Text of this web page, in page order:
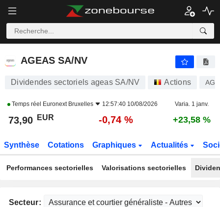
AGEAS SA/NV
AGEAS SA/NV
Dividendes sectoriels ageas SA/NV Actions AGS
Temps réel Euronext Bruxelles 12:57:40 10/08/2026 Varia. 1 janv.
73,90 EUR -0,74 % +23,58 %
Synthèse Cotations Graphiques Actualités
Performances sectorielles Valorisations sectorielles
Secteur: